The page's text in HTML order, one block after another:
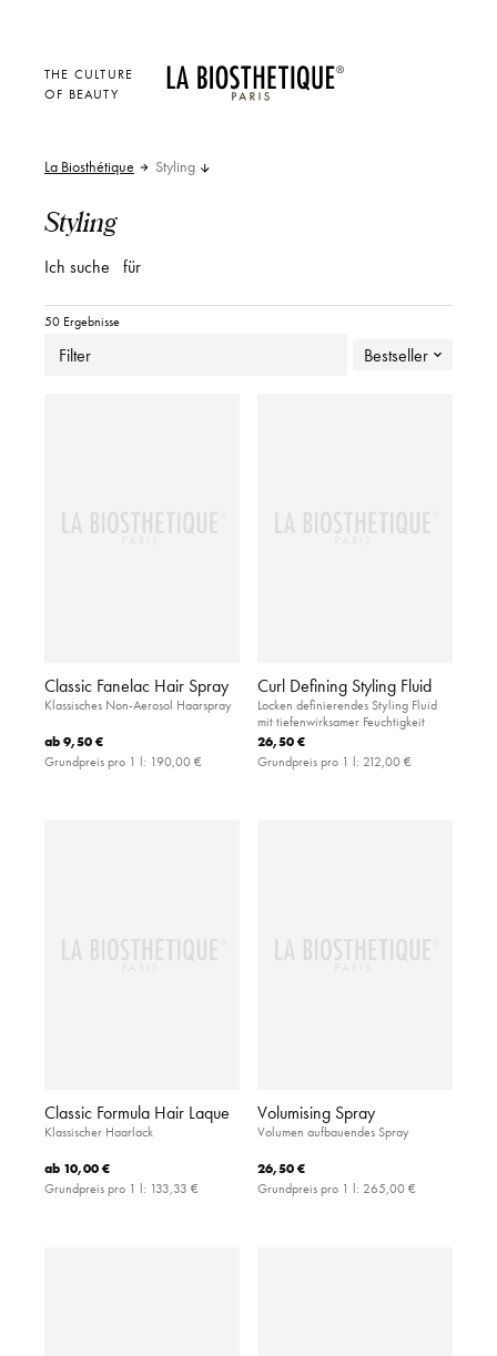
THE CULTURE
OF BEAUTY
La Biosthétique Styling
Styling
Ich suche für
50 Ergebnisse
Filter Bestseller
Classic Fanelac Hair Spray
Klassisches Non-Aerosol Haarspray
ab9,50 €
Grundpreis pro 1 l: 190,00 €
Curl Defining Styling Fluid
Locken definierendes Styling Fluid
mit tiefenwirksamer Feuchtigkeit
26,50 €
Grundpreis pro 1 l: 212,00 €
Classic Formula Hair Laque
Klassischer Haarlack
ab 10,00 €
Grundpreis pro 1 l: 133,33 €
Volumising Spray
Volumen aufbauendes Spray
26,50 €
Grundpreis pro 1 l: 265,00 €